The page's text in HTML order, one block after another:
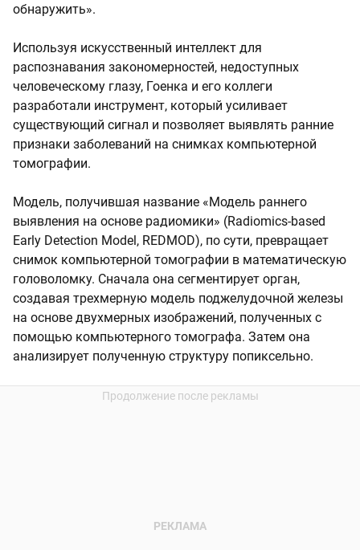
обнаружить».
Используя искусственный интеллект для
распознавания закономерностей, недоступных
человеческому глазу, Гоенка и его коллеги
разработали инструмент, который усиливает
существующий сигнал и позволяет выявлять ранние
признаки заболеваний на снимках компьютерной
томографии.
Модель, получившая название «Модель раннего
выявления на основе радиомики» (Radiomics-based
Early Detection Model, REDMOD), по сути, превращает
снимок компьютерной томографии в математическую
головоломку. Сначала она сегментирует орган,
создавая трехмерную модель поджелудочной железы
на основе двухмерных изображений, полученных с
помощью компьютерного томографа. Затем она
анализирует полученную структуру попиксельно.